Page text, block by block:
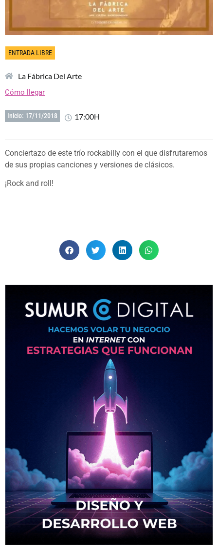
ENTRADA LIBRE
La Fábrica Del Arte
Cómo llegar
Inicio: 17/11/2018 17:00H
Conciertazo de este trío rockabilly con el que disfrutaremos
de sus propias canciones y versiones de clásicos.
¡Rock and roll!